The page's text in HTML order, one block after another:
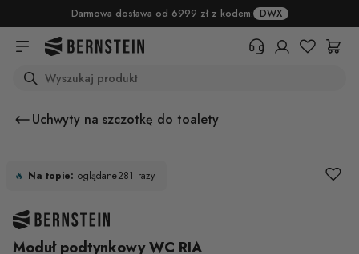
Skip to main contentDarmowa dostawa od 6999 zł z kodem: DWX
produktach, statusie zamówienia
Search
Uchwyty na szczotkę do toalety
BESTSELLER
🔥 Na topie: oglądane281 razy
Moduł podtynkowy WC RIA